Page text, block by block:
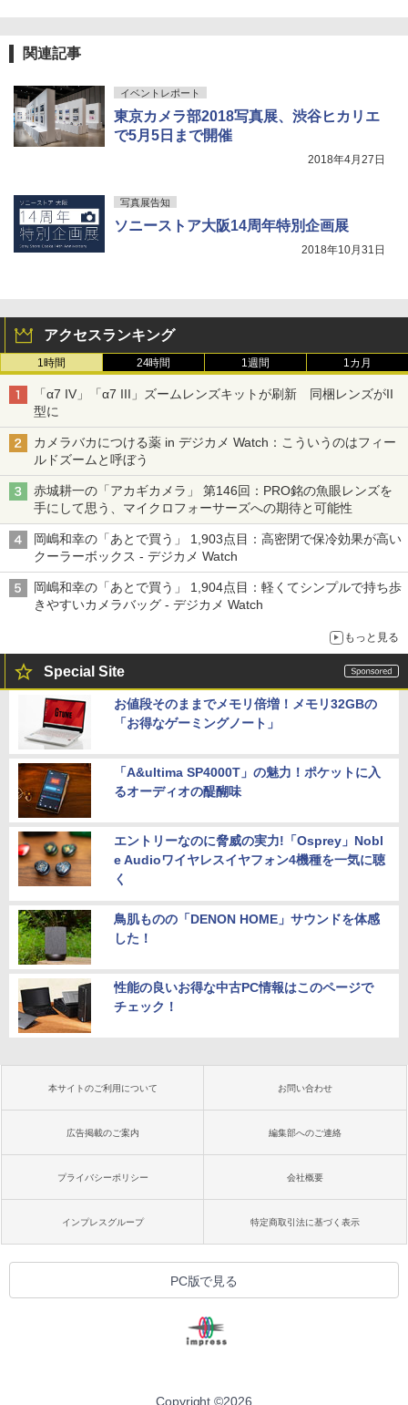
関連記事
イベントレポート
東京カメラ部2018写真展、渋谷ヒカリエ
で5月5日まで開催
2018年4月27日
写真展告知
ソニーストア大阪14周年特別企画展
2018年10月31日
アクセスランキング
1時間 24時間 1週間 1カ月
「α7 IV」「α7 III」ズームレンズキットが刷新 同梱レンズがII
型に
カメラバカにつける薬 in デジカメ Watch：こういうのはフィー
ルドズームと呼ぼう
赤城耕一の「アカギカメラ」 第146回：PRO銘の魚眼レンズを
手にして思う、マイクロフォーサーズへの期待と可能性
岡嶋和幸の「あとで買う」 1,903点目：高密閉で保冷効果が高い
クーラーボックス - デジカメ Watch
岡嶋和幸の「あとで買う」 1,904点目：軽くてシンプルで持ち歩
きやすいカメラバッグ - デジカメ Watch
もっと見る
Special Site
お値段そのままでメモリ倍増！メモリ32GBの
「お得なゲーミングノート」
「A&ultima SP4000T」の魅力！ポケットに入
るオーディオの醍醐味
エントリーなのに脅威の実力!「Osprey」Nobl
e Audioワイヤレスイヤフォン4機種を一気に聴
く
鳥肌ものの「DENON HOME」サウンドを体感
した！
性能の良いお得な中古PC情報はこのページで
チェック！
本サイトのご利用について お問い合わせ
広告掲載のご案内 編集部へのご連絡
プライバシーポリシー 会社概要
インプレスグループ 特定商取引法に基づく表示
PC版で見る
Copyright ©2026